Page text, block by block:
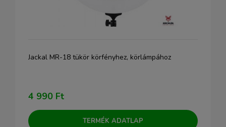
Jackal MR-18 tükör körfényhez, körlámpához
4 990 Ft
TERMÉK ADATLAP